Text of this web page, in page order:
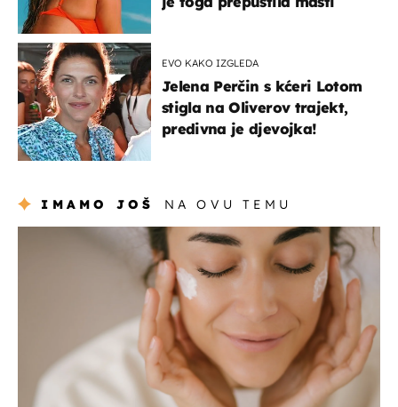
EVO KAKO IZGLEDA
Jelena Perčin s kćeri Lotom
stigla na Oliverov trajekt,
predivna je djevojka!
IMAMO JOŠ NA OVU TEMU
moda & ljepota